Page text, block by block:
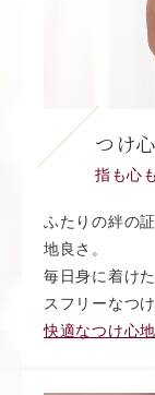
つけ
指も心
ふたりの絆の
地良さ。
毎日身に着け
スフリーなつけ
快適なつけ心